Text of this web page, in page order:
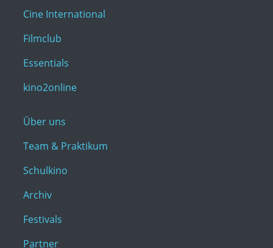
Cine International
Filmclub
Essentials
kino2online
Über uns
Team & Praktikum
Schulkino
Archiv
Festivals
Partner